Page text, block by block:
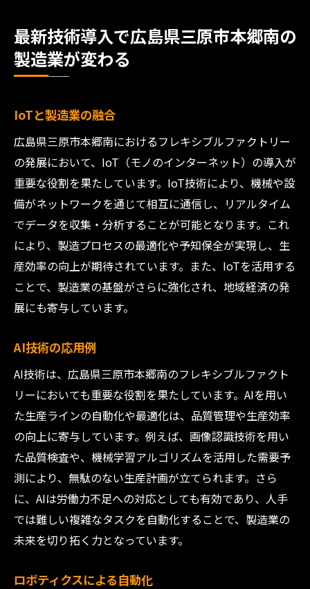
最新技術導入で広島県三原市本郷南の
製造業が変わる
IoTと製造業の融合
広島県三原市本郷南におけるフレキシブルファクトリー
の発展において、IoT（モノのインターネット）の導入が
重要な役割を果たしています。IoT技術により、機械や設
備がネットワークを通じて相互に通信し、リアルタイム
でデータを収集・分析することが可能となります。これ
により、製造プロセスの最適化や予知保全が実現し、生
産効率の向上が期待されています。また、IoTを活用する
ことで、製造業の基盤がさらに強化され、地域経済の発
展にも寄与しています。
AI技術の応用例
AI技術は、広島県三原市本郷南のフレキシブルファクト
リーにおいても重要な役割を果たしています。AIを用い
た生産ラインの自動化や最適化は、品質管理や生産効率
の向上に寄与しています。例えば、画像認識技術を用い
た品質検査や、機械学習アルゴリズムを活用した需要予
測により、無駄のない生産計画が立てられます。さら
に、AIは労働力不足への対応としても有効であり、人手
では難しい複雑なタスクを自動化することで、製造業の
未来を切り拓く力となっています。
ロボティクスによる自動化